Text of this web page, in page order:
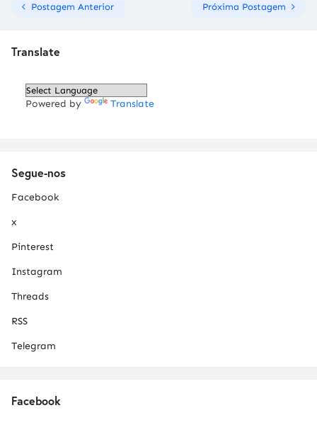
Postagem Anterior Próxima Postagem
Translate
Powered by Translate
Segue-nos
Facebook
x
Pinterest
Instagram
Threads
RSS
Telegram
Facebook